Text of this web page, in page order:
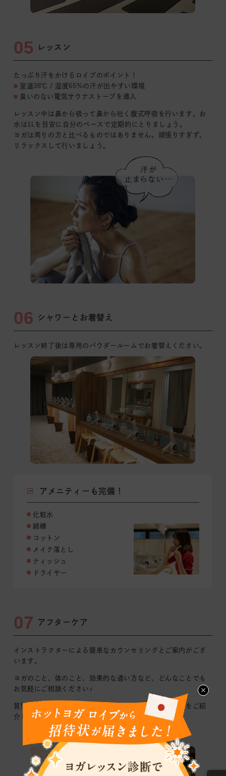
05 レッスン
たっぷり汗をかけるロイブのポイント！
室温38℃ / 湿度65%の汗が出やすい環境
臭いのない電気サウナストーブを導入
レッスン中は鼻から吸って鼻から吐く腹式呼吸を行います。お
水は1Lを目安に自分のペースで定期的にとりましょう。
ヨガは周りの方と比べるものではありません。頑張りすぎず、
リラックスして行いましょう。
06 シャワーとお着替え
レッスン終了後は専用のパウダールームでお着替えください。
アメニティーも完備！
化粧水
綿棒
コットン
メイク落とし
ティッシュ
ドライヤー
07 アフターケア
インストラクターによる簡単なカウンセリングとご案内がござ
います｡
ヨガのこと、体のこと、効果的な通い方など、どんなことでも
お気軽にご相談ください♪
質問やご感想を踏まえて、おすすめのレッスンや通い方をご紹
介します！